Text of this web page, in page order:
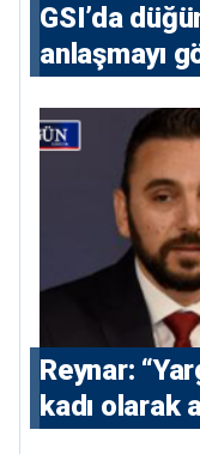
GSI’da
anlaşmayı
Reynar:
kadı olarak